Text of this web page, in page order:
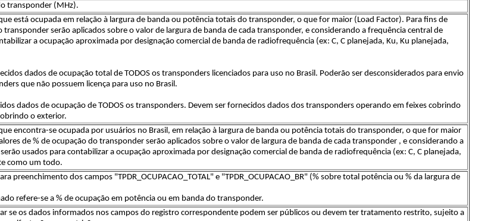
transponder (MHz).
está ocupada em relação à largura de banda ou potência totais do transponder, o que for maior (Load Factor). Para fins de
transponder serão aplicados sobre o valor de largura de banda de cada transponder, e considerando a frequência central de
a ocupação aproximada por designação comercial de banda de radiofrequência (ex: C, C planejada, Ku, Ku planejada,
dados de ocupação total de TODOS os transponders licenciados para uso no Brasil. Poderão ser desconsiderados para envio
que não possuem licença para uso no Brasil.
dados de ocupação de TODOS os transponders. Devem ser fornecidos dados dos transponders operando em feixes cobrindo
o exterior.
encontra-se ocupada por usuários no Brasil, em relação à largura de banda ou potência totais do transponder, o que for maior
de % de ocupação do transponder serão aplicados sobre o valor de largura de banda de cada transponder , e considerando a
usados para contabilizar a ocupação aproximada por designação comercial de banda de radiofrequência (ex: C, C planejada,
como um todo.
preenchimento dos campos "TPDR_OCUPACAO_TOTAL" e "TPDR_OCUPACAO_BR" (% sobre total potência ou % da largura de
refere-se a % de ocupação em potência ou em banda do transponder.
se os dados informados nos campos do registro correspondente podem ser públicos ou devem ter tratamento restrito, sujeito a